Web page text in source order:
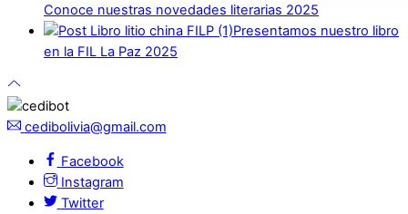
Conoce nuestras novedades literarias 2025
Presentamos nuestro libro
en la FIL La Paz 2025
cedibolivia@gmail.com
Facebook
Instagram
Twitter